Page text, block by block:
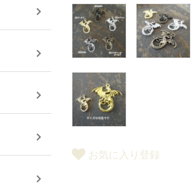
お気に入り登録